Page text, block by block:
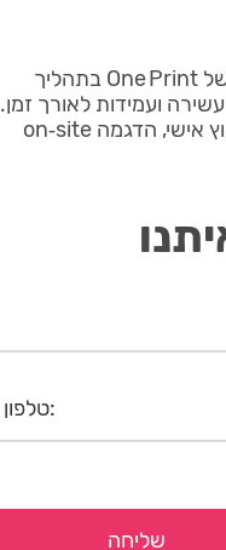
פלייר צהרון מיוצר במערכות הדפסה דיגיטליות מתקדמות של One Print בתהליך
ועמידות לאורך זמן.
אפשרות לגימורים מיוחדים לפי דרישה. התקשר עכשיו לייעוץ אישי, הדגמה on‑site